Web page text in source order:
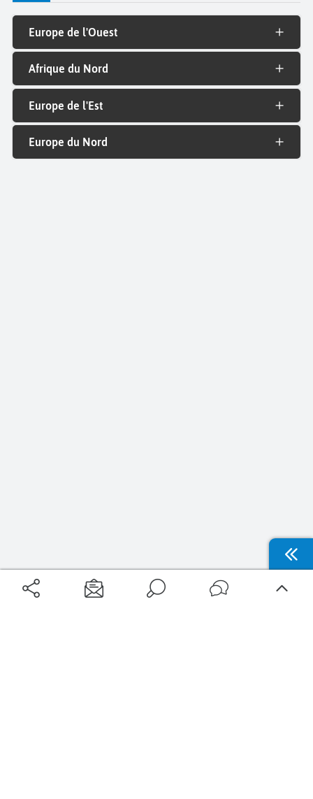
Europe de l'Ouest
Afrique du Nord
Europe de l'Est
Europe du Nord